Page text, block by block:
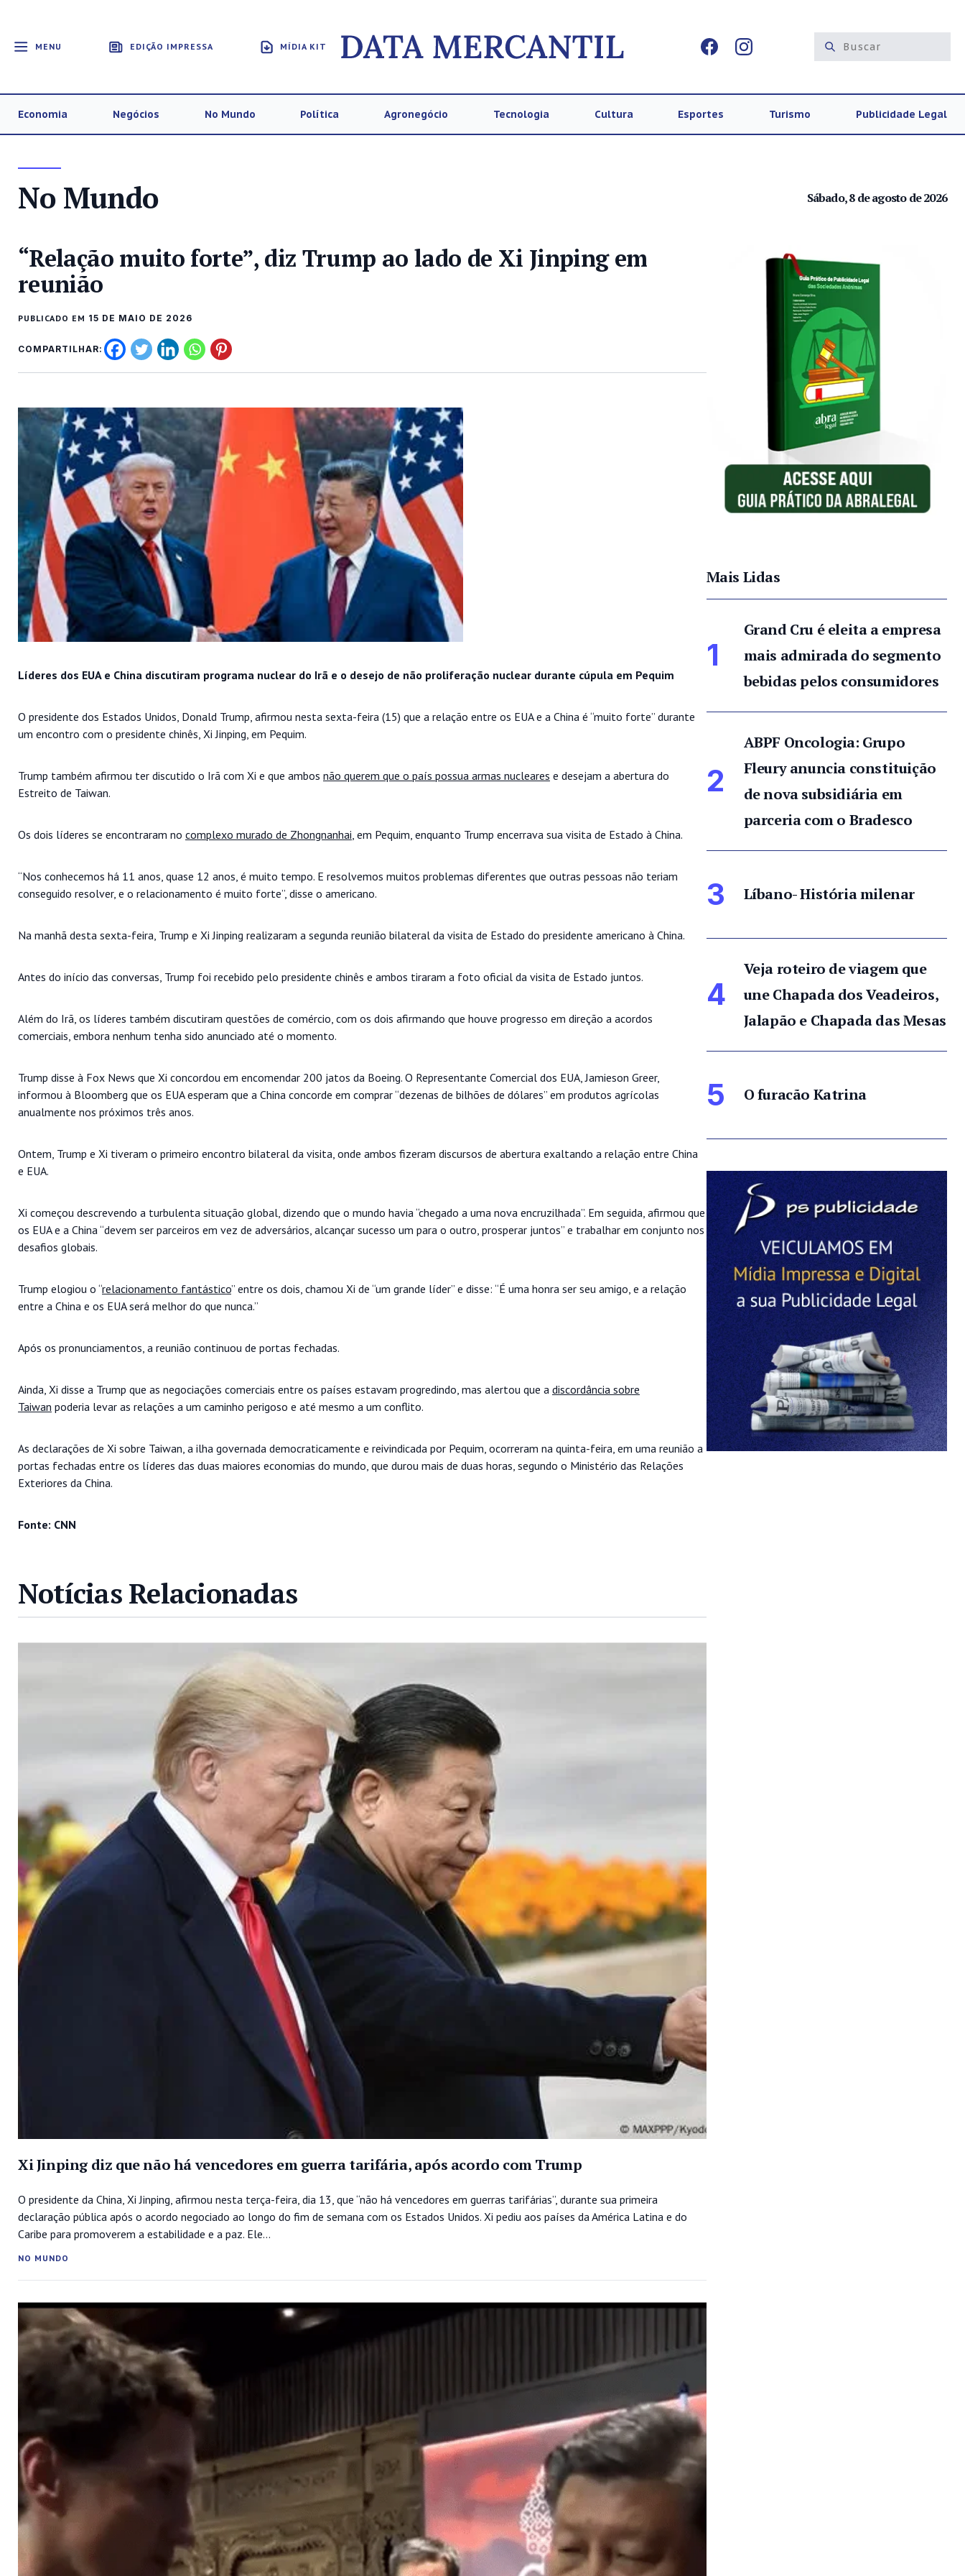
MENU EDIÇÃO IMPRESSA MÍDIA KIT
Economia Negócios No Mundo Política Agronegócio Tecnologia Cultura Esportes Turismo Publicidade Legal
No Mundo Sábado, 8 de agosto de 2026
“Relação muito forte”, diz Trump ao lado de Xi Jinping em
reunião
PUBLICADO EM 15 DE MAIO DE 2026
COMPARTILHAR:
Líderes dos EUA e China discutiram programa nuclear do Irã e o desejo de não proliferação nuclear durante cúpula em Pequim
O presidente dos Estados Unidos, Donald Trump, afirmou nesta sexta-feira (15) que a relação entre os EUA e a China é “muito forte” durante
um encontro com o presidente chinês, Xi Jinping, em Pequim.
Trump também afirmou ter discutido o Irã com Xi e que ambos não querem que o país possua armas nucleares e desejam a abertura do
Estreito de Taiwan.
Os dois líderes se encontraram no complexo murado de Zhongnanhai, em Pequim, enquanto Trump encerrava sua visita de Estado à China.
“Nos conhecemos há 11 anos, quase 12 anos, é muito tempo. E resolvemos muitos problemas diferentes que outras pessoas não teriam
conseguido resolver, e o relacionamento é muito forte”, disse o americano.
Na manhã desta sexta-feira, Trump e Xi Jinping realizaram a segunda reunião bilateral da visita de Estado do presidente americano à China.
Antes do início das conversas, Trump foi recebido pelo presidente chinês e ambos tiraram a foto oficial da visita de Estado juntos.
Além do Irã, os líderes também discutiram questões de comércio, com os dois afirmando que houve progresso em direção a acordos
comerciais, embora nenhum tenha sido anunciado até o momento.
Trump disse à Fox News que Xi concordou em encomendar 200 jatos da Boeing. O Representante Comercial dos EUA, Jamieson Greer,
informou à Bloomberg que os EUA esperam que a China concorde em comprar “dezenas de bilhões de dólares” em produtos agrícolas
anualmente nos próximos três anos.
Ontem, Trump e Xi tiveram o primeiro encontro bilateral da visita, onde ambos fizeram discursos de abertura exaltando a relação entre China
e EUA.
Xi começou descrevendo a turbulenta situação global, dizendo que o mundo havia “chegado a uma nova encruzilhada”. Em seguida, afirmou que
os EUA e a China “devem ser parceiros em vez de adversários, alcançar sucesso um para o outro, prosperar juntos” e trabalhar em conjunto nos
desafios globais.
Trump elogiou o “relacionamento fantástico” entre os dois, chamou Xi de “um grande líder” e disse: “É uma honra ser seu amigo, e a relação
entre a China e os EUA será melhor do que nunca.”
Após os pronunciamentos, a reunião continuou de portas fechadas.
Ainda, Xi disse a Trump que as negociações comerciais entre os países estavam progredindo, mas alertou que a discordância sobre
Taiwan poderia levar as relações a um caminho perigoso e até mesmo a um conflito.
As declarações de Xi sobre Taiwan, a ilha governada democraticamente e reivindicada por Pequim, ocorreram na quinta-feira, em uma reunião a
portas fechadas entre os líderes das duas maiores economias do mundo, que durou mais de duas horas, segundo o Ministério das Relações
Exteriores da China.
Fonte: CNN
Notícias Relacionadas
Xi Jinping diz que não há vencedores em guerra tarifária, após acordo com Trump
O presidente da China, Xi Jinping, afirmou nesta terça-feira, dia 13, que “não há vencedores em guerras tarifárias”, durante sua primeira
declaração pública após o acordo negociado ao longo do fim de semana com os Estados Unidos. Xi pediu aos países da América Latina e do
Caribe para promoverem a estabilidade e a paz. Ele...
NO MUNDO
Mais Lidas
1
Grand Cru é eleita a empresa
mais admirada do segmento
bebidas pelos consumidores
2
ABPF Oncologia: Grupo
Fleury anuncia constituição
de nova subsidiária em
parceria com o Bradesco
3 Líbano- História milenar
4
Veja roteiro de viagem que
une Chapada dos Veadeiros,
Jalapão e Chapada das Mesas
5 O furacão Katrina